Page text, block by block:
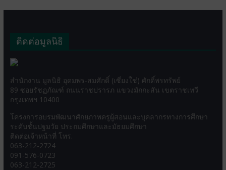
ติดต่อมูลนิธิ
สำนักงาน มูลนิธิ อุดมพร-สมศักดิ์ (เซี่ยงใช่) ศักดิ์พรทรัพย์
89 ซอยรัชฏภัณฑ์ ถนนราชปรารภ แขวงมักกะสัน เขตราชเทวี
กรุงเทพฯ 10400
โครงการอบรมพัฒนาศักยภาพครูผู้สอนและบุคลากรทางการศึกษา
ระดับชั้นปฐมวัย ประถมศึกษาและมัธยมศึกษา
ติดต่อเจ้าหน้าที่ โทร.
063-212-2724
091-576-0723
063-212-2725